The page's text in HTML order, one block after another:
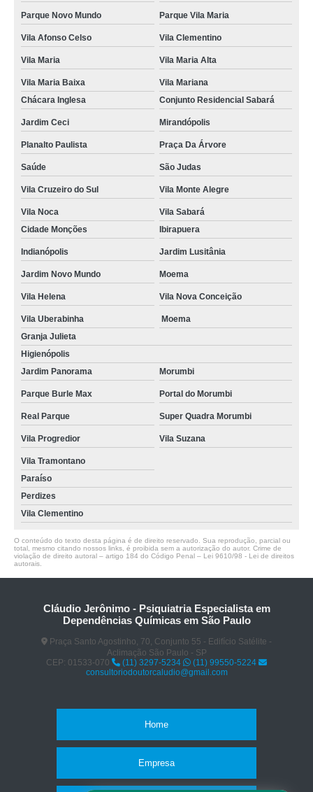
Parque Novo Mundo Parque Vila Maria
Vila Afonso Celso Vila Clementino
Vila Maria Vila Maria Alta
Vila Maria Baixa
Vila Mariana
Chácara Inglesa
Conjunto Residencial Sabará
Jardim Ceci Mirandópolis
Planalto Paulista Praça Da Árvore
Saúde São Judas
Vila Cruzeiro do Sul Vila Monte Alegre
Vila Noca
Vila Sabará
Cidade Monções
Ibirapuera
Indianópolis Jardim Lusitânia
Jardim Novo Mundo Moema
Vila Helena Vila Nova Conceição
Vila Uberabinha
Moema
Granja Julieta
Higienópolis
Jardim Panorama
Morumbi
Parque Burle Max Portal do Morumbi
Real Parque Super Quadra Morumbi
Vila Progredior Vila Suzana
Vila Tramontano
Paraíso
Perdizes
Vila Clementino
O conteúdo do texto desta página é de direito reservado. Sua reprodução, parcial ou
total, mesmo citando nossos links, é proibida sem a autorização do autor. Crime de
violação de direito autoral – artigo 184 do Código Penal – Lei 9610/98 - Lei de direitos
autorais
Cláudio Jerônimo - Psiquiatria Especialista em
Dependências Químicas em São Paulo
Praça Santo Agostinho, 70, Conjunto 55 - Edifício Satélite -
Aclimação São Paulo - SP
CEP: 01533-070
(11) 3297-5234
(11) 99550-5224
consultoriodoutorcaludio@gmail.com
Home
Empresa